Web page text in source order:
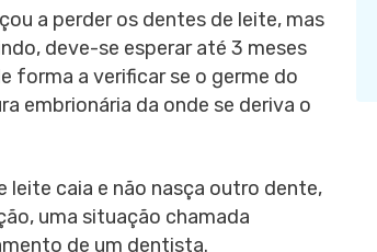
a perder os dentes de leite, mas
deve-se esperar até 3 meses
forma a verificar se o germe do
embrionária da onde se deriva o
leite caia e não nasça outro dente,
uma situação chamada
de um dentista.